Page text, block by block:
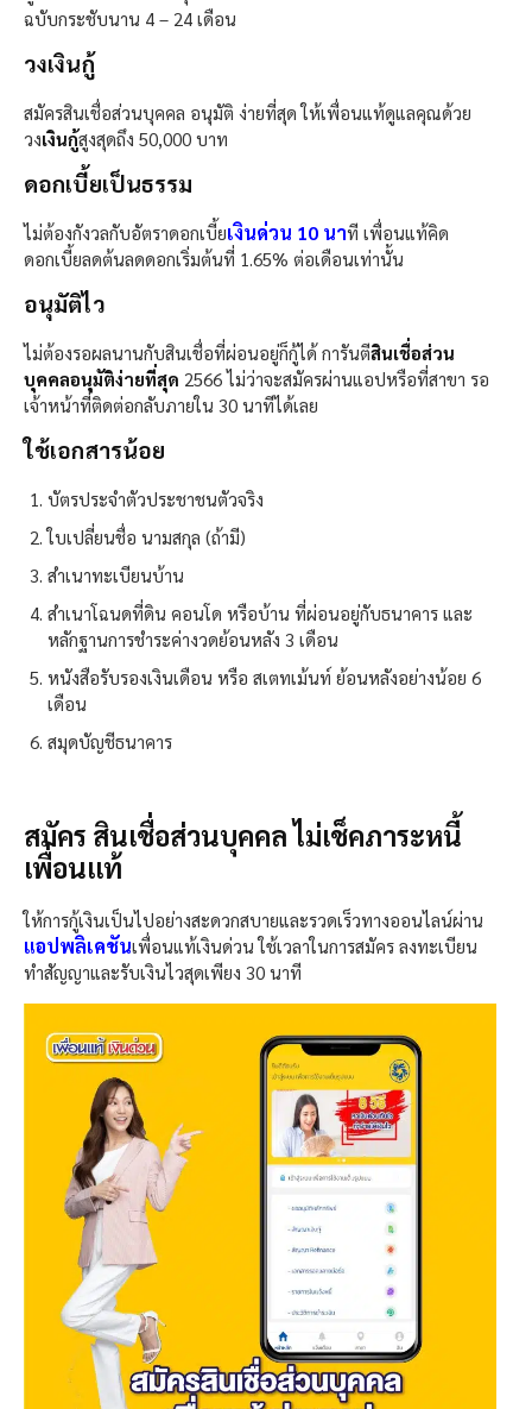
ฉบับกระชับนาน 4 – 24 เดือน
วงเงินกู้
สมัครสินเชื่อส่วนบุคคล อนุมัติ ง่ายที่สุดให้เพื่อนแท้ดูแลคุณด้วย
วงเงินกู้สูงสุดถึง 50,000 บาท
ดอกเบี้ยเป็นธรรม
ไม่ต้องกังวลกับอัตราดอกเบี้ยเงินด่วน 10 นาที เพื่อนแท้คิด
ดอกเบี้ยลดต้นลดดอกเริ่มต้นที่ 1.65% ต่อเดือนเท่านั้น
อนุมัติไว
ไม่ต้องรอผลนานกับสินเชื่อที่ผ่อนอยู่ก็กู้ได้ การันตีสินเชื่อส่วน
บุคคลอนุมัติง่ายที่สุด 2566 ไม่ว่าจะสมัครผ่านแอปหรือที่สาขา รอ
เจ้าหน้าที่ติดต่อกลับภายใน 30 นาทีได้เลย
ใช้เอกสารน้อย
บัตรประจำตัวประชาชนตัวจริง
ใบเปลี่ยนชื่อ นามสกุล (ถ้ามี)
สำเนาทะเบียนบ้าน
สำเนาโฉนดที่ดิน คอนโด หรือบ้าน ที่ผ่อนอยู่กับธนาคาร และ
หลักฐานการชำระค่างวดย้อนหลัง 3 เดือน
หนังสือรับรองเงินเดือน หรือ สเตทเม้นท์ ย้อนหลังอย่างน้อย 6
เดือน
สมุดบัญชีธนาคาร
สมัคร สินเชื่อส่วนบุคคล ไม่เช็คภาระหนี้
เพื่อนแท้
ให้การกู้เงินเป็นไปอย่างสะดวกสบายและรวดเร็วทางออนไลน์ผ่าน
แอปพลิเคชันเพื่อนแท้เงินด่วน ใช้เวลาในการสมัคร ลงทะเบียน
ทำสัญญาและรับเงินไวสุดเพียง 30 นาที